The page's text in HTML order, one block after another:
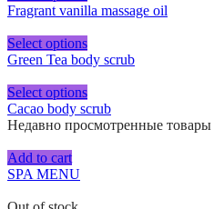
Fragrant vanilla massage oil
Select options
Green Tea body scrub
Select options
Cacao body scrub
Недавно просмотренные товары
Add to cart
SPA MENU